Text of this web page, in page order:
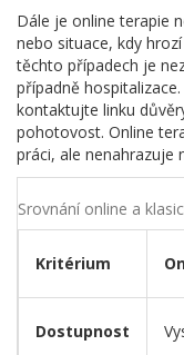
Dále je online terapie
nebo situace, kdy
těchto případech je
případně
kontaktujte linku
pohotovost. Online
práci, ale nenahrazuje
Srovnání online a
Kritérium
Dostupnost